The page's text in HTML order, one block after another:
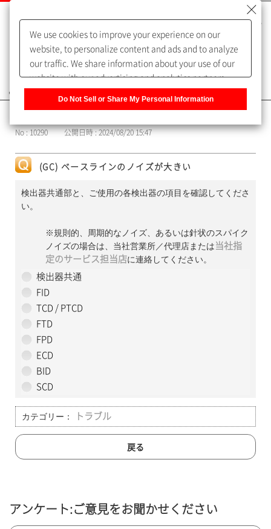
よくあるご質問（FAQ）
No : 10290 公開日時 : 2024/08/20 15:47
(GC) ベースラインのノイズが大きい
検出器共通部と、ご使用の各検出器の項目を確認してくださ
い。
※規則的、周期的なノイズ、あるいは針状のスパイク
ノイズの場合は、当社営業所／代理店または 当社指
定のサービス担当店に連絡してください。
検出器共通
FID
TCD / PTCD
FTD
FPD
ECD
BID
SCD
カテゴリー： トラブル
戻る
アンケート:ご意見をお聞かせください
We use cookies to improve your experience on our
website, to personalize content and ads and to analyze
our traffic. We share information about your use of our
website with our advertising and analytics partners,
of our sharing information about you with our partners.
Information] to customize your cookie settings on our
Do Not Sell or Share My Personal Information